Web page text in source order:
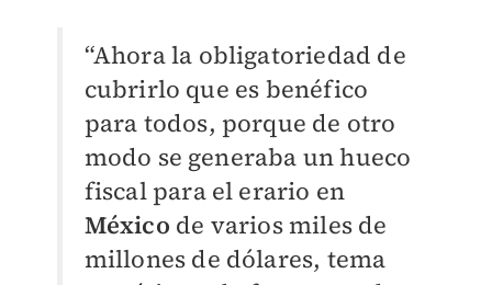
“Ahora la obligatoriedad de
cubrirlo que es benéfico
para todos, porque de otro
modo se generaba un hueco
fiscal para el erario en
México de varios miles de
millones de dólares, tema